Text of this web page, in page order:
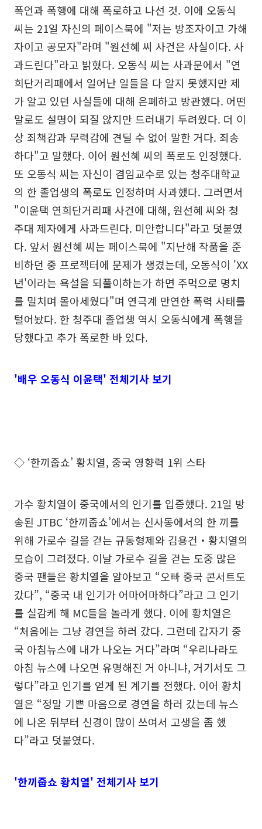
폭언과 폭행에 대해 폭로하고 나선 것. 이에 오동식
씨는 21일 자신의 페이스북에 "저는 방조자이고 가해
자이고 공모자"라며 "원선혜 씨 사건은 사실이다. 사
과드린다"라고 밝혔다. 오동식 씨는 사과문에서 "연
희단거리패에서 일어난 일들을 다 알지 못했지만 제
가 알고 있던 사실들에 대해 은폐하고 방관했다. 어떤
말로도 설명이 되질 않지만 드러내기 두려웠다. 더 이
상 죄책감과 무력감에 견딜 수 없어 말한 거다. 죄송
하다"고 말했다. 이어 원선혜 씨의 폭로도 인정했다.
또 오동식 씨는 자신이 겸임교수로 있는 청주대학교
의 한 졸업생의 폭로도 인정하며 사과했다. 그러면서
"이윤택 연희단거리패 사건에 대해, 원선혜 씨와 청
주대 제자에게 사과드린다. 미안합니다"라고 덧붙였
다. 앞서 원선혜 씨는 페이스북에 "지난해 작품을 준
비하던 중 프로젝터에 문제가 생겼는데, 오동식이 'XX
년'이라는 욕설을 되풀이하는가 하면 주먹으로 명치
를 밀치며 몰아세웠다"며 연극계 만연한 폭력 사태를
털어놨다. 한 청주대 졸업생 역시 오동식에게 폭행을
당했다고 추가 폭로한 바 있다.
'배우 오동식 이윤택' 전체기사 보기
◇ ‘한끼줍쇼’ 황치열, 중국 영향력 1위 스타
가수 황치열이 중국에서의 인기를 입증했다. 21일 방
송된 JTBC ‘한끼줍쇼’에서는 신사동에서의 한 끼를
위해 가로수 길을 걷는 규동형제와 김용건‧황치열의
모습이 그려졌다. 이날 가로수 길을 걷는 도중 많은
중국 팬들은 황치열을 알아보고 “오빠 중국 콘서트도
갔다”, “중국 내 인기가 어마어마하다”라고 그 인기
를 실감케 해 MC들을 놀라게 했다. 이에 황치열은
“처음에는 그냥 경연을 하러 갔다. 그런데 갑자기 중
국 아침뉴스에 내가 나오는 거다”라며 “우리나라도
아침 뉴스에 나오면 유명해진 거 아니냐, 거기서도 그
렇다”라고 인기를 얻게 된 계기를 전했다. 이어 황치
열은 “정말 기쁜 마음으로 경연을 하러 갔는데 뉴스
에 나온 뒤부터 신경이 많이 쓰여서 고생을 좀 했
다”라고 덧붙였다.
'한끼줍쇼 황치열' 전체기사 보기